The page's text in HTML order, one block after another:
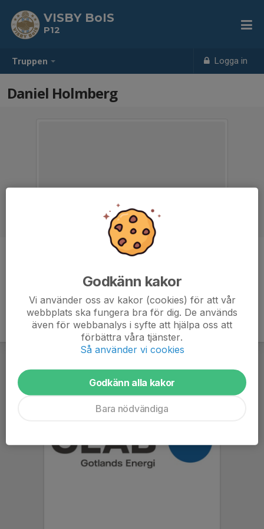
Truppen Logga in
VISBY BoIS
P12
Daniel Holmberg
Godkänn kakor
Vi använder oss av kakor (cookies) för att vår
webbplats ska fungera bra för dig. De används
även för webbanalys i syfte att hjälpa oss att
förbättra våra tjänster.
Så använder vi cookies
Godkänn alla kakor
Bara nödvändiga